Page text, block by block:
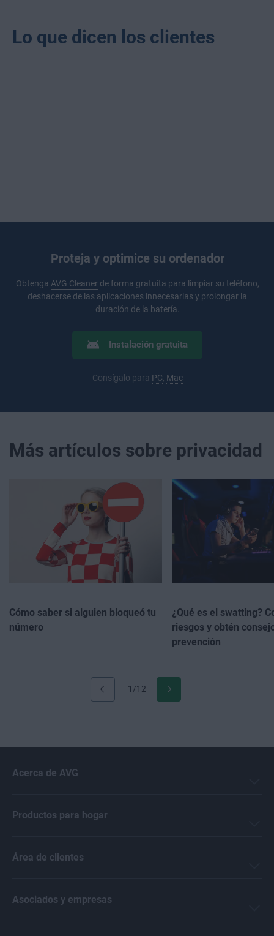
Lo que dicen los clientes
Proteja y optimice su ordenador
Obtenga AVG Cleanerde forma gratuita para limpiar su teléfono,
deshacerse de las aplicaciones innecesarias y prolongar la
duración de la batería.
Instalación gratuita
Consígalo para PC, Mac
Más artículos sobre privacidad
1/12
Cómo saber si alguien bloqueó tu
número
¿Qué es el swatting?
riesgos y obtén
prevención
Acerca de AVG
Productos para hogar
Área de clientes
Asociados y empresas